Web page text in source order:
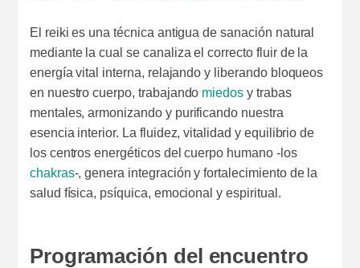
El reiki es una técnica antigua de sanación natural
mediante la cual se canaliza el correcto fluir de la
energía vital interna, relajando y liberando bloqueos
en nuestro cuerpo, trabajando miedos y trabas
mentales, armonizando y purificando nuestra
esencia interior. La fluidez, vitalidad y equilibrio de
los centros energéticos del cuerpo humano -los
chakras-, genera integración y fortalecimiento de la
salud física, psíquica, emocional y espiritual.
Programación del encuentro